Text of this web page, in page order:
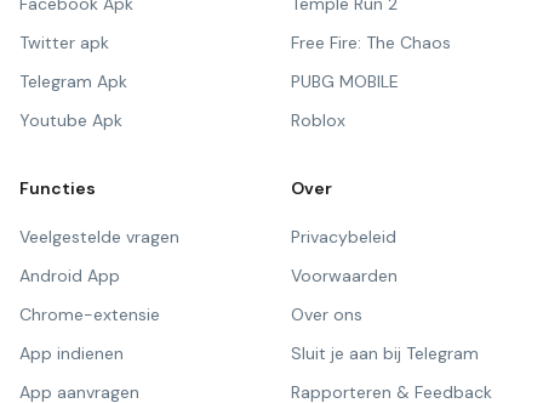
Twitter apk
Telegram Apk
Youtube Apk
Free Fire: The Chaos
PUBG MOBILE
Roblox
Functies
Veelgestelde vragen
Android App
Chrome-extensie
App indienen
App aanvragen
Over
Privacybeleid
Voorwaarden
Over ons
Sluit je aan bij Telegram
Rapporteren & Feedback